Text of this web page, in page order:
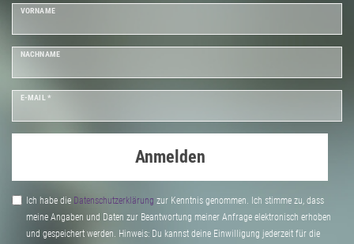
VORNAME
NACHNAME
E-MAIL *
Anmelden
Ich habe die Daten­schutz­erklärung zur Kenntnis genommen. Ich stimme zu, dass
meine Angaben und Daten zur Beantwortung meiner Anfrage elektronisch erhoben
und gespeichert werden. Hinweis: Du kannst deine Einwilligung jederzeit für die